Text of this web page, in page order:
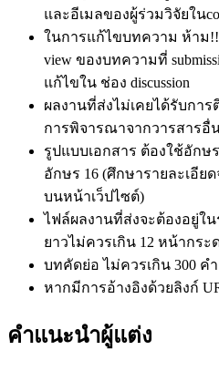
และอีเมลของผู้ร่วมวิจัยใน
ในการแก้ไขบทความ ห้าม
view ของบทความที่
แก้ไขใน ช่อง discussion
ผลงานที่ส่งไม่เคยได้รับกา
การพิจารณาจากวารสารอื่
รูปแบบเอกสาร ต้องใช้อักษ
อักษร 16 (ศึกษารายละเอี
บนหน้าเว็ปไซต์)
ไฟล์ผลงานที่ส่งจะต้องอยู่ใ
ยาวไม่ควรเกิน 12 หน้ากร
บทคัดย่อ ไม่ควรเกิน 300 คำ
หากมีการอ้างอิงด้วยลิงก์
คำแนะนำผู้แต่ง